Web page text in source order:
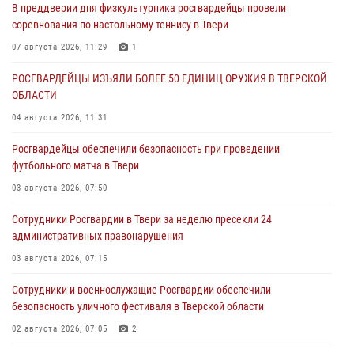
В преддверии дня физкультурника росгвардейцы провели
соревнования по настольному теннису в Твери
07 августа 2026, 11:29 1
РОСГВАРДЕЙЦЫ ИЗЪЯЛИ БОЛЕЕ 50 ЕДИНИЦ ОРУЖИЯ В ТВЕРСКОЙ
ОБЛАСТИ
04 августа 2026, 11:31
Росгвардейцы обеспечили безопасность при проведении
футбольного матча в Твери
03 августа 2026, 07:50
Сотрудники Росгвардии в Твери за неделю пресекли 24
административных правонарушения
03 августа 2026, 07:15
Сотрудники и военнослужащие Росгвардии обеспечили
безопасность уличного фестиваля в Тверской области
02 августа 2026, 07:05 2